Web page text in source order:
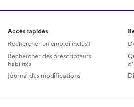
Accès rapides
Rechercher un emploi inclusif
Rechercher des prescripteurs
habilités
Journal des modifications